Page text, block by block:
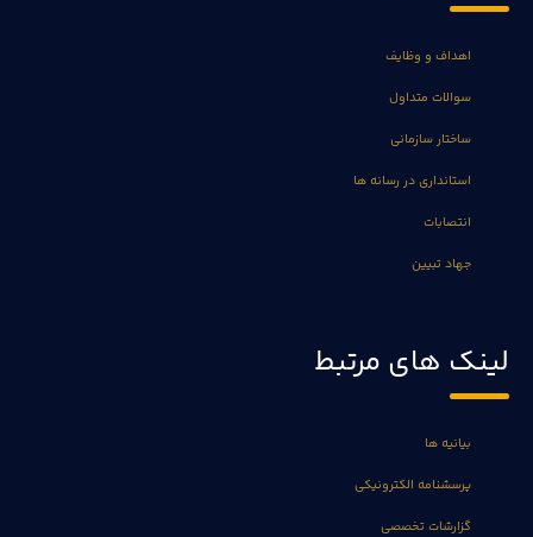
اهداف و وظایف
سوالات متداول
ساختار سازمانی
استانداری در رسانه ها
انتصابات
جهاد تبیین
لینک های مرتبط
بیانیه ها
پرسشنامه الکترونیکی
گزارشات تخصصی